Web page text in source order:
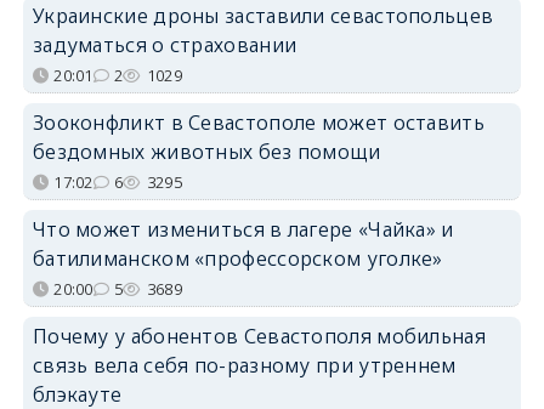
Украинские дроны заставили севастопольцев
задуматься о страховании
20:01 2 1029
Зооконфликт в Севастополе может оставить
бездомных животных без помощи
17:02 6 3295
Что может измениться в лагере «Чайка» и
батилиманском «профессорском уголке»
20:00 5 3689
Почему у абонентов Севастополя мобильная
связь вела себя по-разному при утреннем
блэкауте